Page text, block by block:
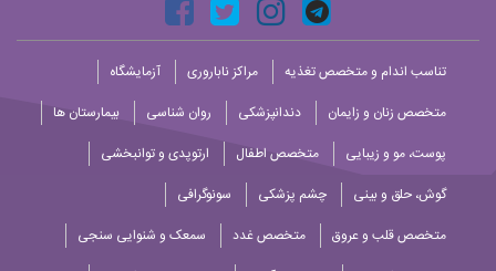
تناسب اندام و متخصص تغذیه مراکز ناباروری
آزمایشگاه
متخصص زنان و زایمان
دندانپزشکی روان شناسی
بیمارستان ها
پوست، مو و زیبایی
متخصص اطفال
ارتوپدی و توانبخشی
گوش، حلق و بینی
چشم پزشکی
سونوگرافی
متخصص قلب و عروق
متخصص غدد
سمعک و شنوایی سنجی